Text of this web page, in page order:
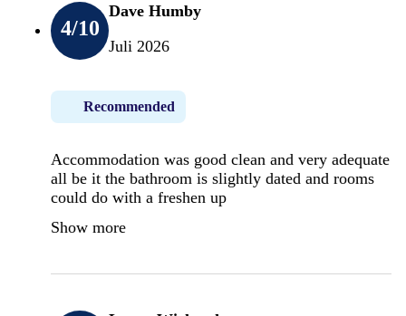
4/10
Dave Humby
Juli 2026
Recommended
Accommodation was good clean and very adequate
all be it the bathroom is slightly dated and rooms
could do with a freshen up
Show more